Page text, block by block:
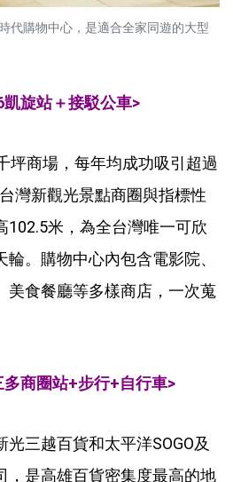
代購物中心，是適合全家同遊的大型
旋站＋接駁公車>
商場，每年均成功吸引超過
灣新觀光景點商圈與指標性
102.5米，為全台灣唯一可欣
。購物中心內包含電影院、
美食餐廳等多樣商店，一次蒐
商圈站+步行+自行車>
三越百貨和太平洋SOGO及
，是高雄百貨密集度最高的地